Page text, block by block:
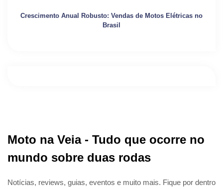
Crescimento Anual Robusto: Vendas de Motos Elétricas no
Brasil
Moto na Veia - Tudo que ocorre no
mundo sobre duas rodas
Notícias, reviews, guias, eventos e muito mais. Fique por dentro